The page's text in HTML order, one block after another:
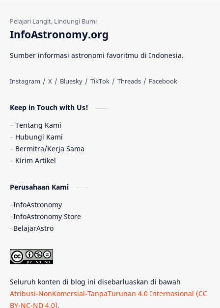
Gerhana Matahari
Quasar
TanyaAstro
Enseladus Gelombang Gravitasi
Indonesia Kerdil Putih
Olimpiade Sains Nasional
Bumi Super GBT18 Hilal
InfoAstronomy.org
Sumber informasi astronomi favoritmu di Indonesia.
Keep in Touch with Us!
Tentang Kami
Hubungi Kami
Bermitra/Kerja Sama
Kirim Artikel
Perusahaan Kami
InfoAstronomy
InfoAstronomy Store
BelajarAstro
Seluruh konten di blog ini disebarluaskan di bawah
Atribusi-NonKomersial-TanpaTurunan 4.0 Internasional (CC
BY-NC-ND 4.0).